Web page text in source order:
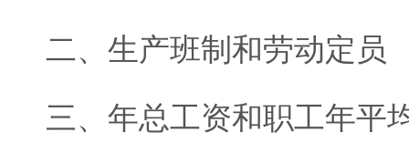
二、生产班制和劳动定员
三、年总工资和职工年平